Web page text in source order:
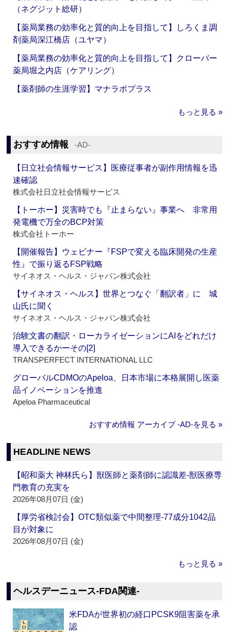
（ネグジット総研）
【薬局業務の効率化と質的向上を目指して】しろくま調
剤薬局深江橋店（ユヤマ）
【薬局業務の効率化と質的向上を目指して】クローバー
薬局堀之内店（ケアリング）
【薬剤師の生涯学習】マナラボプラス
もっと見る »
おすすめ情報 ‐AD‐
【日立社会情報サービス】医療従事者が副作用情報を迅
速確認
株式会社日立社会情報サービス
【トーホー】災害時でも『止まらない』事業へ 非常用
発電機で万全のBCP対策
株式会社トーホー
【開催報告】ウェビナー『FSPで変える臨床開発の生産
性』で振り返るFSP戦略
サイネオス・ヘルス・ジャパン株式会社
【サイネオス・ヘルス】世界とつなぐ「翻訳者」に 城
山氏に聞く
サイネオス・ヘルス・ジャパン株式会社
治験文書の翻訳・ローカライゼーションにAIをどれだけ
導入できるかーその[2]
TRANSPERFECT INTERNATIONAL LLC
グローバルCDMOのApeloa、日本市場に本格展開し医薬
品イノベーションを推進
Apeloa Pharmaceutical
おすすめ情報 アーカイブ ‐AD‐を見る »
HEADLINE NEWS
【昭和薬大 神林氏ら】獣医師と薬剤師に認識差‐獣医療専
門教育の充実を
2026年08月07日 (金)
【厚労省検討会】OTC類似薬で中間整理‐77成分1042品
目が対象に
2026年08月07日 (金)
もっと見る »
ヘルスデーニュース‐FDA関連‐
米FDAが世界初の経口PCSK9阻害薬を承
認